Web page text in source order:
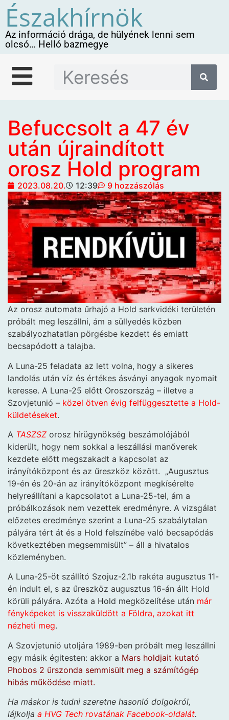
Északhírnök
Az információ drága, de hülyének lenni sem
olcsó… Helló bazmegye
Befuccsolt a 47 év
után újraindított
orosz Hold program
2023.08.20. 12:39 9 hozzászólás
Az orosz automata űrhajó a Hold sarkvidéki területén
próbált meg leszállni, ám a süllyedés közben
szabályozhatatlan pörgésbe kezdett és emiatt
becsapódott a talajba.
A Luna-25 feladata az lett volna, hogy a sikeres
landolás után víz és értékes ásványi anyagok nyomait
keresse. A Luna-25 előtt Oroszország – illetve a
Szovjetunió – közel ötven évig felfüggesztette a Hold-
küldetéseket.
A TASZSZ orosz hírügynökség beszámolójából
kiderült, hogy nem sokkal a leszállási manőverek
kezdete előtt megszakadt a kapcsolat az
irányítóközpont és az űreszköz között. „Augusztus
19-én és 20-án az irányítóközpont megkísérelte
helyreállítani a kapcsolatot a Luna-25-tel, ám a
próbálkozások nem vezettek eredményre. A vizsgálat
előzetes eredménye szerint a Luna-25 szabálytalan
pályára tért át és a Hold felszínébe való becsapódás
következtében megsemmisült” – áll a hivatalos
közleményben.
A Luna-25-öt szállító Szojuz-2.1b rakéta augusztus 11-
én indult el, s az űreszköz augusztus 16-án állt Hold
körüli pályára. Azóta a Hold megközelítése után már
fényképeket is visszaküldött a Földra, azokat itt
nézheti meg.
A Szovjetunió utoljára 1989-ben próbált meg leszállni
egy másik égitesten: akkor a Mars holdjait kutató
Phobos 2 űrszonda semmisült meg a számítógép
hibás működése miatt.
Ha máskor is tudni szeretne hasonló dolgokról,
lájkolja a HVG Tech rovatának Facebook-oldalát.